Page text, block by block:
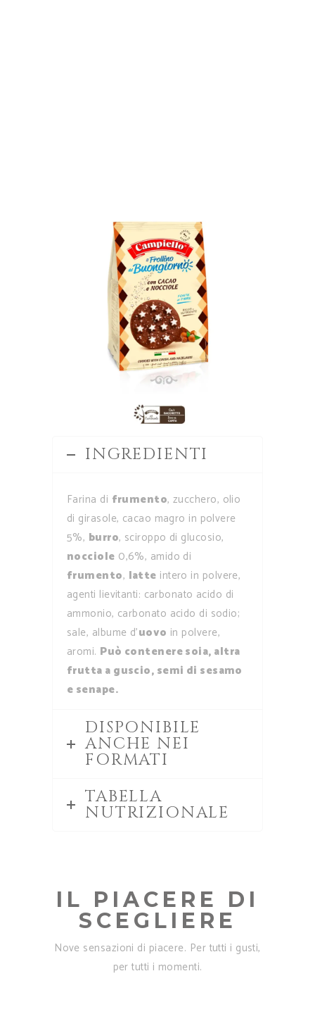
INGREDIENTI
Farina di frumento, zucchero, olio
di girasole, cacao magro in polvere
5%, burro, sciroppo di glucosio,
nocciole 0,6%, amido di
frumento, latte intero in polvere,
agenti lievitanti: carbonato acido di
ammonio, carbonato acido di sodio;
sale, albume d’uovo in polvere,
aromi. Può contenere soia, altra
frutta a guscio, semi di sesamo
e senape.
DISPONIBILE
ANCHE NEI
FORMATI
TABELLA
NUTRIZIONALE
IL PIACERE DI
SCEGLIERE
Nove sensazioni di piacere. Per tutti i gusti,
per tutti i momenti.